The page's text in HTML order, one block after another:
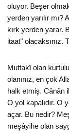
oluyor. Beşer
yerden yarılır mı?
kırk yerden yarar.
itaat" olacaksınız.
Muttakî olan
olanınız, en çok
halk etmiş. Cânân
O yol kapalıdır. O
açar. Bu nedir?
meşâyihe olan